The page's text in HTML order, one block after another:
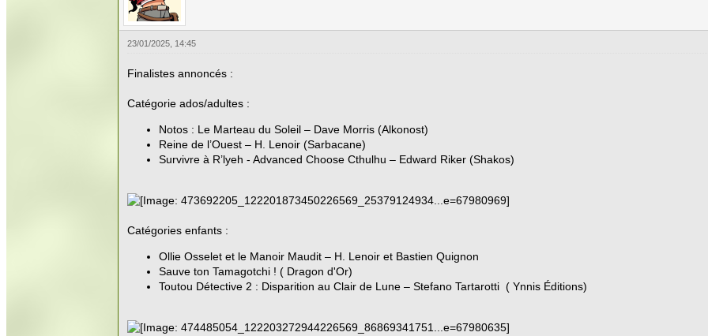
23/01/2025, 14:45
Finalistes annoncés :
Catégorie ados/adultes :
Notos : Le Marteau du Soleil – Dave Morris (Alkonost)
Reine de l’Ouest – H. Lenoir (Sarbacane)
Survivre à R’lyeh - Advanced Choose Cthulhu – Edward Riker (Shakos)
Catégories enfants :
Ollie Osselet et le Manoir Maudit – H. Lenoir et Bastien Quignon
Sauve ton Tamagotchi ! ( Dragon d'Or)
Toutou Détective 2 : Disparition au Clair de Lune – Stefano Tartarotti ( Ynnis Éditions)